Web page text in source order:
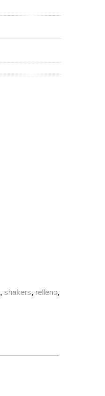
shakers relleno